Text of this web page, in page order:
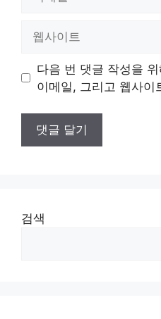
트
다음 번 댓글 작성을
이메일, 그리고 웹사이
검색